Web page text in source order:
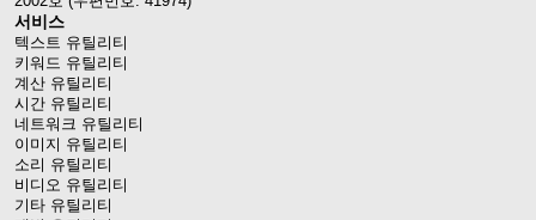
서비스
텍스트 유틸리티
키워드 유틸리티
계산 유틸리티
시간 유틸리티
네트워크 유틸리티
이미지 유틸리티
소리 유틸리티
비디오 유틸리티
기타 유틸리티